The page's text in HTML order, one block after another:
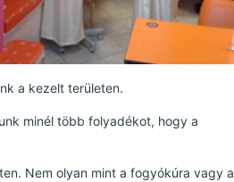
a kezelt területen.
minél több folyadékot, hogy a
Nem olyan mint a fogyókúra vagy a